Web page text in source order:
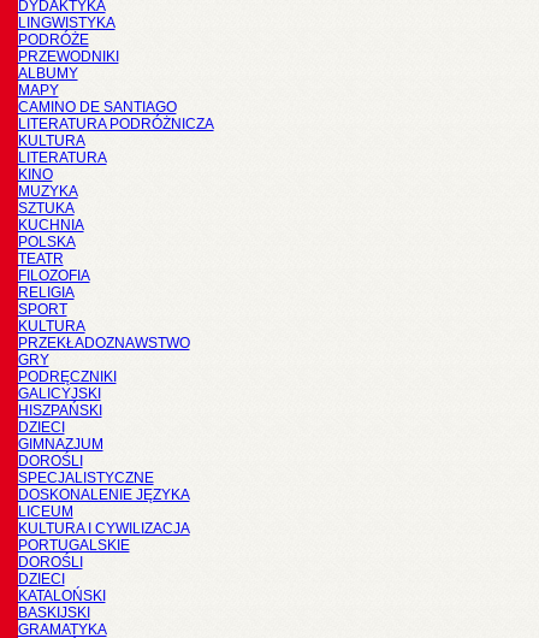
DYDAKTYKA
LINGWISTYKA
PODRÓŻE
PRZEWODNIKI
ALBUMY
MAPY
CAMINO DE SANTIAGO
LITERATURA PODRÓŻNICZA
KULTURA
LITERATURA
KINO
MUZYKA
SZTUKA
KUCHNIA
POLSKA
TEATR
FILOZOFIA
RELIGIA
SPORT
KULTURA
PRZEKŁADOZNAWSTWO
GRY
PODRĘCZNIKI
GALICYJSKI
HISZPAŃSKI
DZIECI
GIMNAZJUM
DOROŚLI
SPECJALISTYCZNE
DOSKONALENIE JĘZYKA
LICEUM
KULTURA I CYWILIZACJA
PORTUGALSKIE
DOROŚLI
DZIECI
KATALOŃSKI
BASKIJSKI
GRAMATYKA